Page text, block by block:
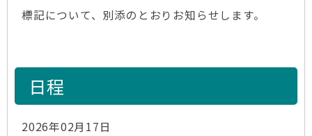
標記について、別添のとおりお知らせします。
日程
2026年02月17日